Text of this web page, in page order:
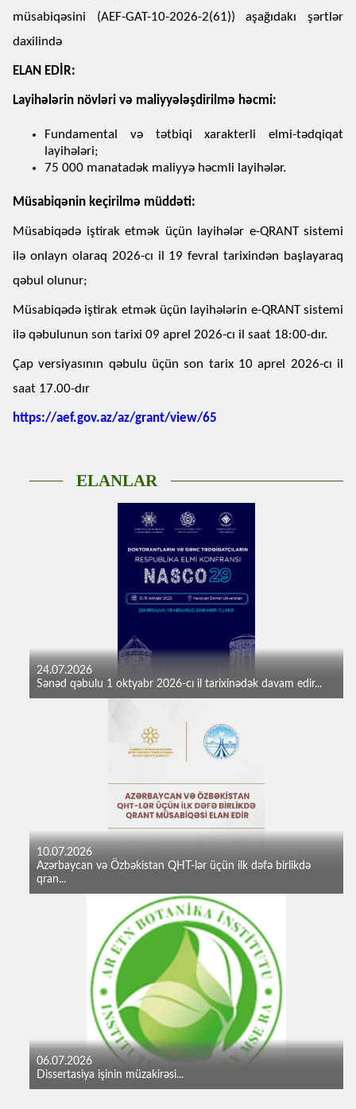
müsabiqəsini (AEF-GAT-10-2026-2(61)) aşağıdakı şərtlər
daxilində
ELAN EDİR:
Layihələrin növləri və maliyyələşdirilmə həcmi:
Fundamental və tətbiqi xarakterli elmi-tədqiqat
layihələri;
75 000 manatadək maliyyə həcmli layihələr.
Müsabiqənin keçirilmə müddəti:
Müsabiqədə iştirak etmək üçün layihələr e-QRANT sistemi
ilə onlayn olaraq 2026-cı il 19 fevral tarixindən başlayaraq
qəbul olunur;
Müsabiqədə iştirak etmək üçün layihələrin e-QRANT sistemi
ilə qəbulunun son tarixi 09 aprel 2026-cı il saat 18:00-dır.
Çap versiyasının qəbulu üçün son tarix 10 aprel 2026-cı il
saat 17.00-dır
https://aef.gov.az/az/grant/view/65
ELANLAR
24.07.2026
Sənəd qəbulu 1 oktyabr 2026-cı il tarixinədək davam edir...
10.07.2026
Azərbaycan və Özbəkistan QHT-lər üçün ilk dəfə birlikdə
qran...
06.07.2026
Dissertasiya işinin müzakirəsi...